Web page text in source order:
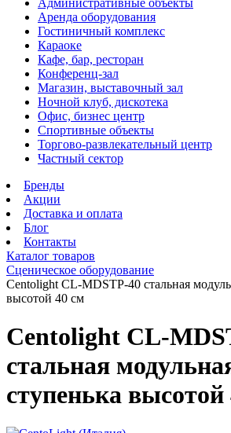
Аренда оборудования
Гостиничный комплекс
Караоке
Кафе, бар, ресторан
Конференц-зал
Магазин, выставочный зал
Ночной клуб, дискотека
Офис, бизнес центр
Спортивные объекты
Торгово-развлекательный центр
Частный сектор
Бренды
Акции
Доставка и оплата
Блог
Контакты
Каталог товаров
Сценическое оборудование
Centolight CL-MDSTP-40 стальная
высотой 40 см
Centolight CL-
стальная
ступенька высотой